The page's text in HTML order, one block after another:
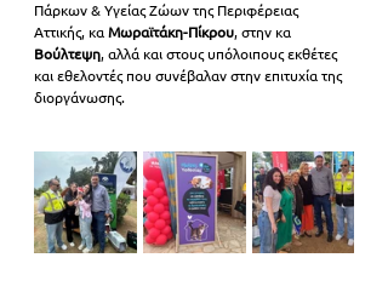
Πάρκων & Υγείας Ζώων της Περιφέρειας
Αττικής, κα Μωραϊτάκη-Πίκρου, στην κα
Βούλτεψη, αλλά και στους υπόλοιπους εκθέτες
και εθελοντές που συνέβαλαν στην επιτυχία της
διοργάνωσης.